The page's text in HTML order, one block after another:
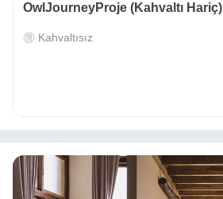
OwlJourneyProje (Kahvaltı Hariç)
Kahvaltısız